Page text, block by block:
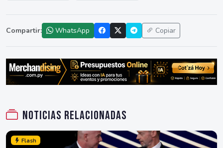
Compartir: WhatsApp Copiar
Noticias relacionadas
Flash